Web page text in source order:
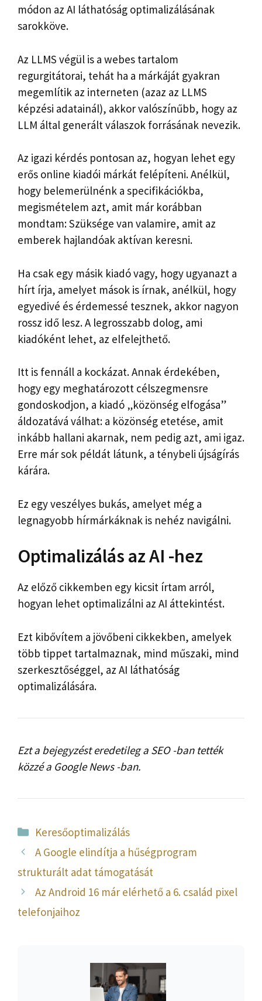
módon az AI láthatóság optimalizálásának
sarokköve.
Az LLMS végül is a webes tartalom
regurgitátorai, tehát ha a márkáját gyakran
megemlítik az interneten (azaz az LLMS
képzési adatainál), akkor valószínűbb, hogy az
LLM által generált válaszok forrásának nevezik.
Az igazi kérdés pontosan az, hogyan lehet egy
erős online kiadói márkát felépíteni. Anélkül,
hogy belemerülnénk a specifikációkba,
megismételem azt, amit már korábban
mondtam: Szüksége van valamire, amit az
emberek hajlandóak aktívan keresni.
Ha csak egy másik kiadó vagy, hogy ugyanazt a
hírt írja, amelyet mások is írnak, anélkül, hogy
egyedivé és érdemessé tesznek, akkor nagyon
rossz idő lesz. A legrosszabb dolog, ami
kiadóként lehet, az elfelejthető.
Itt is fennáll a kockázat. Annak érdekében,
hogy egy meghatározott célszegmensre
gondoskodjon, a kiadó „közönség elfogása”
áldozatává válhat: a közönség etetése, amit
inkább hallani akarnak, nem pedig azt, ami igaz.
Erre már sok példát látunk, a ténybeli újságírás
kárára.
Ez egy veszélyes bukás, amelyet még a
legnagyobb hírmárkáknak is nehéz navigálni.
Optimalizálás az AI -hez
Az előző cikkemben egy kicsit írtam arról,
hogyan lehet optimalizálni az AI áttekintést.
Ezt kibővítem a jövőbeni cikkekben, amelyek
több tippet tartalmaznak, mind műszaki, mind
szerkesztőséggel, az AI láthatóság
optimalizálására.
Ezt a bejegyzést eredetileg a SEO -ban tették
közzé a Google News -ban.
Kategória
Keresőoptimalizálás
A Google elindítja a hűségprogram
strukturált adat támogatását
Az Android 16 már elérhető a 6. család pixel
telefonjaihoz